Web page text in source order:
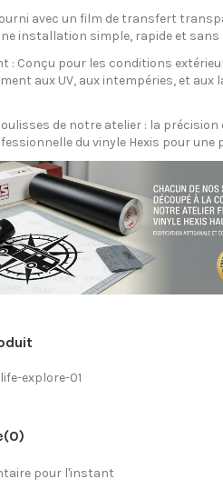
avec un film de transfert
installation simple, rapide et sans
: Conçu pour les conditions
aux UV, aux intempéries, et aux
de notre atelier : la précision
du vinyle Hexis pour une
explore-01
(0)
pour l'instant